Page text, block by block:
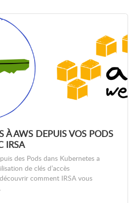
À AWS DEPUIS VOS PODS
IRSA
des Pods dans Kubernetes a
de clés d’accès
comment IRSA vous